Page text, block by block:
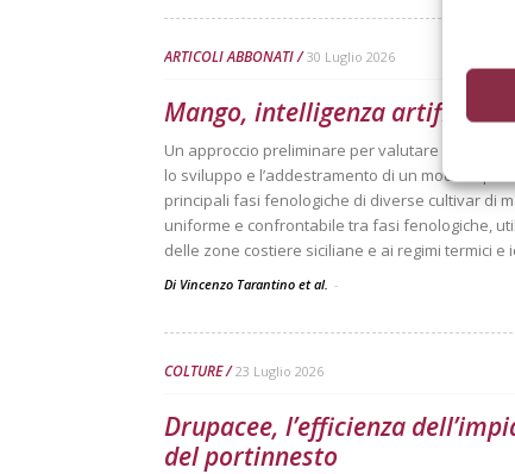
ARTICOLI ABBONATI 30 Luglio 2026
Mango, intelligenza artificiale
Un approccio preliminare per valutare
lo sviluppo e l’addestramento di un modello per
principali fasi fenologiche di diverse cultivar di
uniforme e confrontabile tra fasi fenologiche,
delle zone costiere siciliane e ai regimi termici e
Di Vincenzo Tarantino et al. -
COLTURE 23 Luglio 2026
Drupacee, l’efficienza
del portinnesto